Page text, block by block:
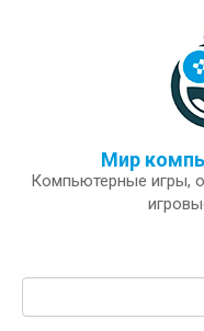
Мир
Компьютерные игры,
Поиск: